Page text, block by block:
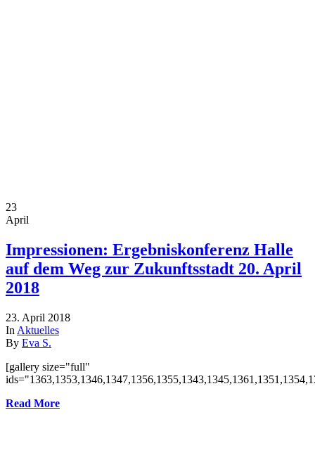
23
April
Impressionen: Ergebniskonferenz Halle
auf dem Weg zur Zukunftsstadt 20. April
2018
23. April 2018
In Aktuelles
By Eva S.
[gallery size="full"
Read More